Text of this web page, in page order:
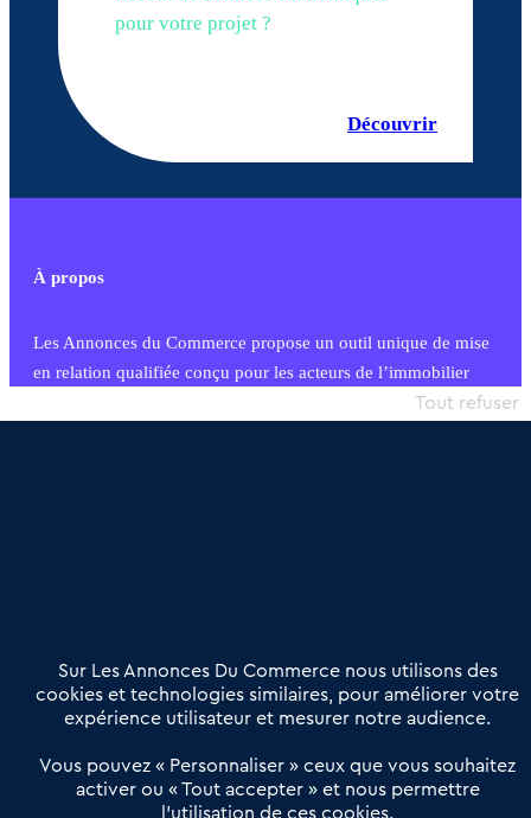
pour votre projet ?
Découvrir
À propos
Les Annonces du Commerce propose un outil unique de mise
en relation qualifiée conçu pour les acteurs de l’immobilier
commercial et les collectivités territoriales, simple et intégrant
Offres Pro
Actualités
Qui sommes nous ?
Derniers articles
Réseau 3C : un partenaire national dédié aux transactions
Sur Les Annonces Du Commerce nous utilisons des
cookies et technologies similaires, pour améliorer votre
expérience utilisateur et mesurer notre audience.
Vous pouvez « Personnaliser » ceux que vous souhaitez
activer ou « Tout accepter » et nous permettre
l’utilisation de ces cookies.
Tout refuser